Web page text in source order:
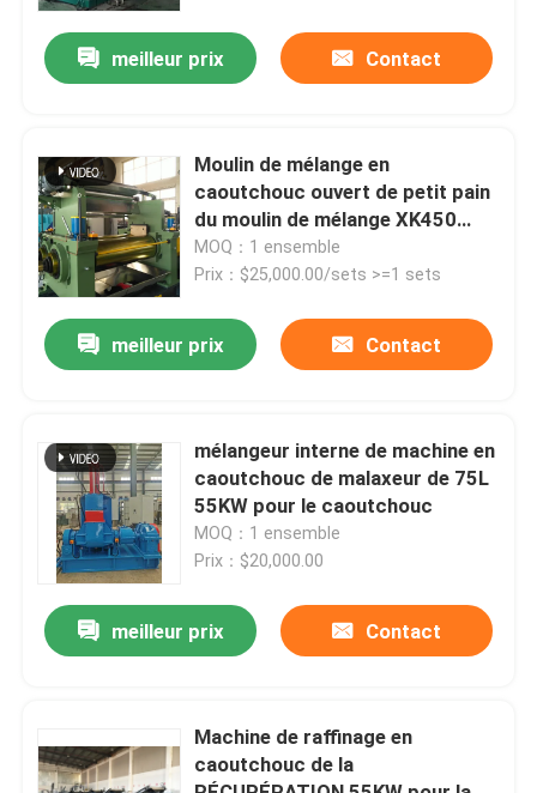
Produits
Vidéos
Au sujet de nous
Contrôle de qualité
Contactez-nous
Nouvelles
Machine de processus en caoutchouc
meilleur prix Contact
Moulin de mélange en
caoutchouc ouvert de petit pain
du moulin de mélange XK450
deux pour le caoutchouc
MOQ：1 ensemble
Prix：$25,000.00/sets >=1 sets
meilleur prix Contact
mélangeur interne de machine en
caoutchouc de malaxeur de 75L
55KW pour le caoutchouc
MOQ：1 ensemble
Prix：$20,000.00
meilleur prix Contact
Machine de raffinage en
caoutchouc de la